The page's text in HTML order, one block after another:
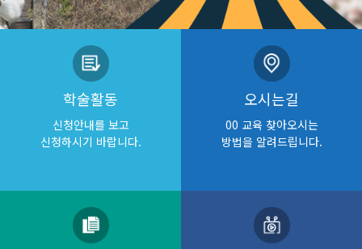
학술활동
신청안내를 보고
신청하시기 바랍니다.
오시는길
00 교육 찾아오시는
방법을 알려드립니다.